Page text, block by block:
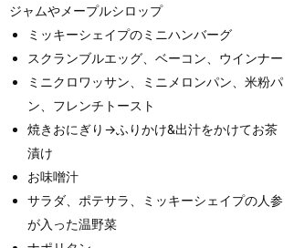
ジャムやメープルシロップ
ミッキーシェイプのミニハンバーグ
スクランブルエッグ、ベーコン、ウインナー
ミニクロワッサン、ミニメロンパン、米粉パ
ン、フレンチトースト
焼きおにぎり→ふりかけ&出汁をかけてお茶
漬け
お味噌汁
サラダ、ポテサラ、ミッキーシェイプの人参
が入った温野菜